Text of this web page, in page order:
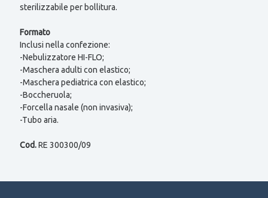
sterilizzabile per bollitura.
Formato
Inclusi nella confezione:
-Nebulizzatore HI-FLO;
-Maschera adulti con elastico;
-Maschera pediatrica con elastico;
-Boccheruola;
-Forcella nasale (non invasiva);
-Tubo aria.
Cod.RE 300300/09